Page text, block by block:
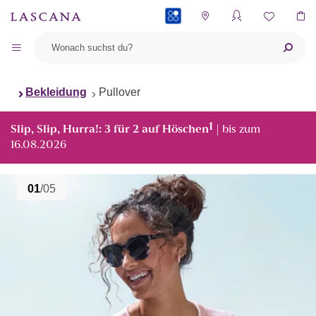
Bekleidung Pullover
Slip, Slip, Hurra!: 3 für 2 auf Höschen1 | bis zum
16.08.2026
01/05